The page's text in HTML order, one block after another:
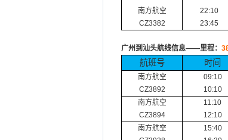
南方航空
CZ3382
22:10
23:45
广州到汕头航线信息——里程：
航班号 时间
南方航空
CZ3892
09:10
10:10
南方航空
CZ3894
11:10
12:10
南方航空
15:40